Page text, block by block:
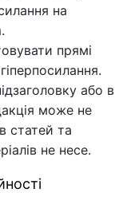
на
прямі
або в
може не
статей та
не несе.